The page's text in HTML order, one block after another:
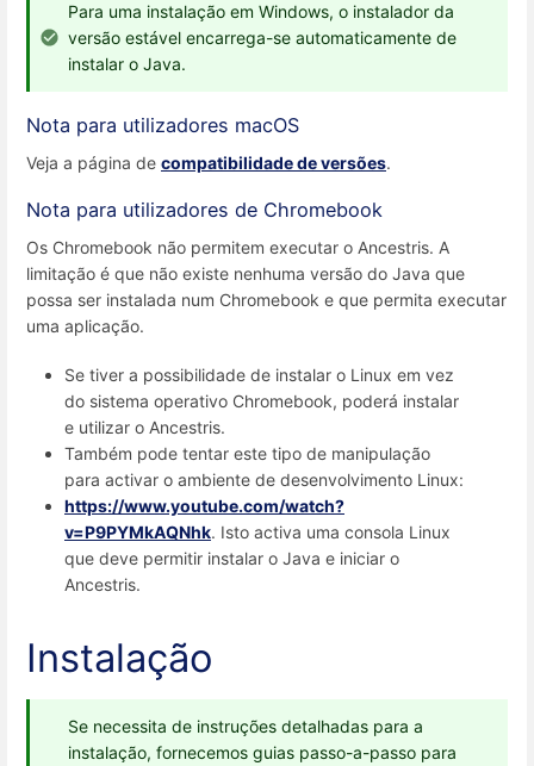
Para uma instalação em Windows, o instalador da
versão estável encarrega-se automaticamente de
instalar o Java.
Nota para utilizadores macOS
Veja a página de compatibilidade de versões.
Nota para utilizadores de Chromebook
Os Chromebook não permitem executar o Ancestris. A
limitação é que não existe nenhuma versão do Java que
possa ser instalada num Chromebook e que permita executar
uma aplicação.
Se tiver a possibilidade de instalar o Linux em vez
do sistema operativo Chromebook, poderá instalar
e utilizar o Ancestris.
Também pode tentar este tipo de manipulação
para activar o ambiente de desenvolvimento Linux:
https://www.youtube.com/watch?
v=P9PYMkAQNhk. Isto activa uma consola Linux
que deve permitir instalar o Java e iniciar o
Ancestris.
Instalação
Se necessita de instruções detalhadas para a
instalação, fornecemos guias passo-a-passo para